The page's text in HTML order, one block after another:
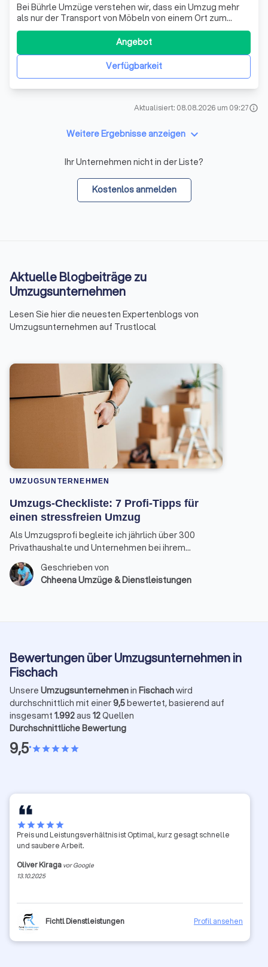
Bei Bührle Umzüge verstehen wir, dass ein Umzug mehr
als nur der Transport von Möbeln von einem Ort zum
anderen ist. Es geht um den Beginn eines neuen Kapitels
in Ihrem Leben. Deshalb setzen wir uns mit Leidenschaft
und Fachkenntnis dafür ein, dass jeder Umzug reibungslos
und stressfrei verläuft. UnVerfügbarkeit
Angebot
Aktualisiert: 08.08.2026 um 09:27info
Weitere Ergebnisse anzeigen keyboard_arrow_down
Ihr Unternehmen nicht in der Liste?
Kostenlos anmelden
Aktuelle Blogbeiträge zu
Umzugsunternehmen
Lesen Sie hier die neuesten Expertenblogs von
Umzugsunternehmen auf Trustlocal
UMZUGSUNTERNEHMEN
Umzugs-Checkliste: 7 Profi-Tipps für
einen stressfreien Umzug
Als Umzugsprofi begleite ich jährlich über 300
Privathaushalte und Unternehmen bei ihrem
Ortswechsel. Die gute Nachricht: Mit der richtigen
Umzugsplanung kann der Tag nahezu reibungslos
und entspannt ablaufen.
Geschrieben von
Chheena Umzüge & Dienstleistungen
Bewertungen über Umzugsunternehmen in
Fischach
Unsere Umzugsunternehmenin Fischachwird
durchschnittlich mit einer9,5bewertet, basierend auf
insgesamt 1.992aus 12Quellen
Durchschnittliche Bewertung
9,5•starstarstarstarstar
starstarstarstarstar
Preis und Leistungsverhältnis ist Optimal, kurz gesagt schnelle
und saubere Arbeit.
Oliver Kiraga vor Google
13.10.2025
Fichtl Dienstleistungen Profil ansehen